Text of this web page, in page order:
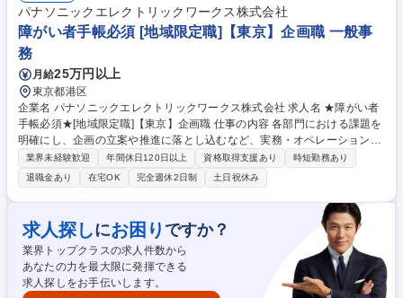
（※医療機関との調整や請求業務はなし） ■データ入力：健診結果の回収
と入力、行政提出書類の修正依頼■他部門連携：提携医療機関や社内医療
チームへの連絡案内 募集職種 【予約調整・データ入力事務】DMMのヘル
スケア事業/土日祝休/正社員
パナソニックエレクトリックワークス株式会社
障がい者手帳必須 [地域限定職]【東京】企画職 一般事
務
月給25万円以上
東京都港区
企業名 パナソニックエレクトリックワークス株式会社 求人名 ★障がい者
手帳必須★[地域限定職]【東京】企画職 仕事の内容 各部門における課題を
明確にし、企画の立案や推進に落とし込むなど、実務・オペレーションを
先導する立場としてご活躍いただきます。 【具体的な仕事内容】各種企
画・推進、各種資料作成などを中心としながら、担当領域における課題解
決を先導いただきます。 【キャリアパス】将来的には主務（主任）クラス
として部門のリーダーとしてご活躍いただくことを期待しております。入
社後、まずは企画職評価ランクの頂点を目指し、キャリアアップに挑戦い
ただけるよう、日々の指導だけではなく各種研修もご用意しています。 募
集職種 ★障がい者手帳必須★[地域限定職]【東京】企画職
業界未経験歓迎 年間休日120日以上 資格取得支援あり
時短勤務あり
退職金あり
在宅OK 完全週休2日制 土日祝休み
求人探しにお困り ですか？
業界トップクラスの求人件数から
あなたの力を最大限に発揮できる
求人探しをお手伝いします。